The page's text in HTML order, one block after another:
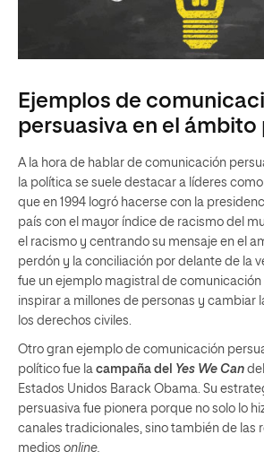
Ejemplos de
persuasiva en el
A la hora de hablar de comunicación
la política se suele destacar a líderes como
que en 1994 logró hacerse con la
país con el mayor índice de racismo del
el racismo y centrando su mensaje en el
perdón y la conciliación por delante de la
fue un ejemplo magistral de comunicación
inspirar a millones de personas y cambiar
los derechos civiles.
Otro gran ejemplo de comunicación
político fue la campaña del Yes We Can
Estados Unidos Barack Obama. Su
persuasiva fue pionera porque no solo lo
canales tradicionales, sino también de las
medios online.